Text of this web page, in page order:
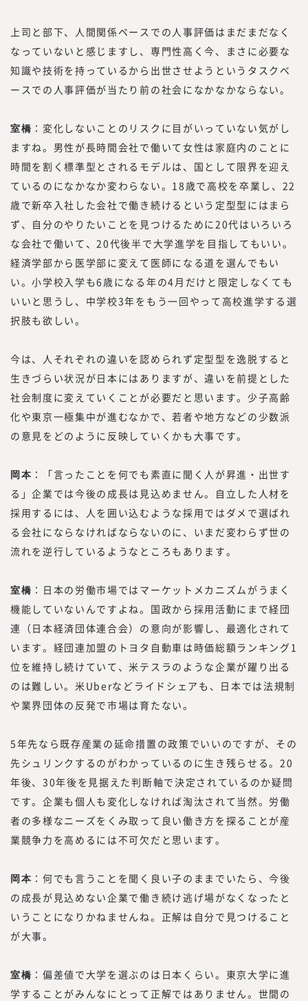
上司と部下、人間関係ベースでの人事評価はまだまだなく
なっていないと感じますし、専門性高く今、まさに必要な
知識や技術を持っているから出世させようというタスクベ
ースでの人事評価が当たり前の社会になかなかならない。
室橋 ：変化しないことのリスクに目がいっていない気がし
ますね。男性が長時間会社で働いて女性は家庭内のことに
時間を割く標準型とされるモデルは、国として限界を迎え
ているのになかなか変わらない。18歳で高校を卒業し、22
歳で新卒入社した会社で働き続けるという定型型にはまら
ず、自分のやりたいことを見つけるために20代はいろいろ
な会社で働いて、20代後半で大学進学を目指してもいい。
経済学部から医学部に変えて医師になる道を選んでもい
い。小学校入学も6歳になる年の4月だけと限定しなくても
いいと思うし、中学校3年をもう一回やって高校進学する選
択肢も欲しい。
今は、人それぞれの違いを認められず定型型を逸脱すると
生きづらい状況が日本にはありますが、違いを前提とした
社会制度に変えていくことが必要だと思います。少子高齢
化や東京一極集中が進むなかで、若者や地方などの少数派
の意見をどのように反映していくかも大事です。
岡本 ：「言ったことを何でも素直に聞く人が昇進・出世す
る」企業では今後の成長は見込めません。自立した人材を
採用するには、人を囲い込むような採用ではダメで選ばれ
る会社にならなければならないのに、いまだ変わらず世の
流れを逆行しているようなところもあります。
室橋 ：日本の労働市場ではマーケットメカニズムがうまく
機能していないんですよね。国政から採用活動にまで経団
連（日本経済団体連合会）の意向が影響し、最適化されて
います。経団連加盟のトヨタ自動車は時価総額ランキング1
位を維持し続けていて、米テスラのような企業が躍り出る
のは難しい。米Uberなどライドシェアも、日本では法規制
や業界団体の反発で市場は育たない。
5年先なら既存産業の延命措置の政策でいいのですが、その
先シュリンクするのがわかっているのに生き残らせる。20
年後、30年後を見据えた判断軸で決定されているのか疑問
です。企業も個人も変化しなければ淘汰されて当然。労働
者の多様なニーズをくみ取って良い働き方を探ることが産
業競争力を高めるには不可欠だと思います。
岡本 ：何でも言うことを聞く良い子のままでいたら、今後
の成長が見込めない企業で働き続け逃げ場がなくなったと
いうことになりかねませんね。正解は自分で見つけること
が大事。
室橋 ：偏差値で大学を選ぶのは日本くらい。東京大学に進
学することがみんなにとって正解ではありません。世間の